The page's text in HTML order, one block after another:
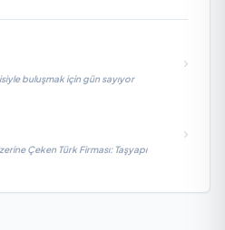
buluşmak için gün sayıyor
Çeken Türk Firması: Taşyapı